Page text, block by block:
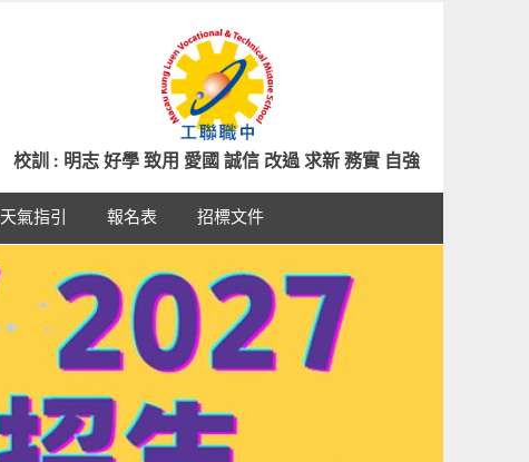
校訓 : 明志 好學 致用 愛國 誠信 改過 求新 務實 自強
天氣指引 報名表 招標文件